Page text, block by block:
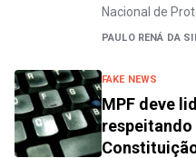
Nacional de
PAULO RENÁ DA
FAKE NEWS
MPF deve